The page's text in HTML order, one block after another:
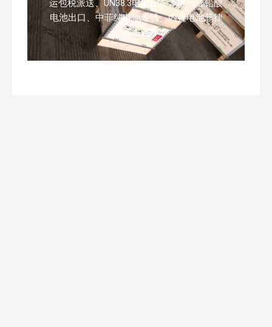
运包税派送、UN38.3电池报关、危包证铅酸
电池出口、中菲纯电池专线、内置电池菲律
宾海运